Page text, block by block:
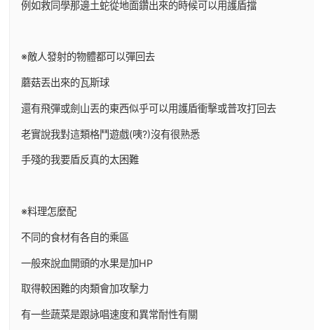
例如救同學那邊土蛇從地面鑽出來的時候可以用護盾擋
※敵人發射的物體都可以彈回去
蘑菇丟出來的瓦斯球
還有飛彈或劍山丟的東西似乎可以用護盾衝擊或普攻打回去
老實說我對這類格鬥遊戲(咦?)沒有很熟悉
手殘的我要盾反真的太困難
※料理怎麼配
不同的食材有各自的乘區
一般來說血開頭的水果是加HP
取得較困難的肉類會加攻擊力
有一些蔬菜是跟詠唱速度和異常耐性有關